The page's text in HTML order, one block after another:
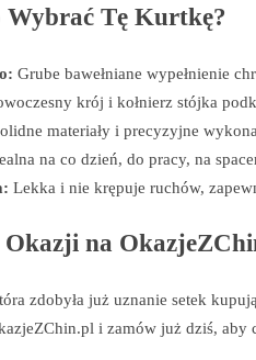
Wybrać Tę Kurtkę?
Grube bawełniane wypełnienie
krój i kołnierz stójka
materiały i precyzyjne
na co dzień, do pracy, na
Lekka i nie krępuje ruchów,
Okazji na
zdobyła już uznanie setek
i zamów już dziś, aby